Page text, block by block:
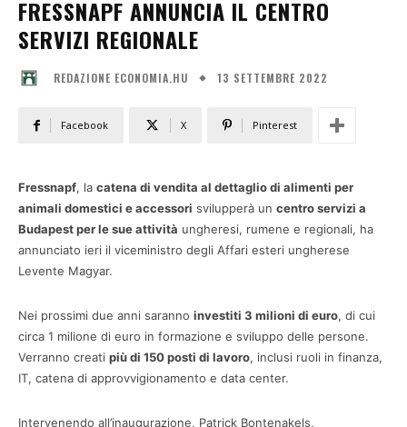
FRESSNAPF ANNUNCIA IL CENTRO
SERVIZI REGIONALE
REDAZIONE ECONOMIA.HU 13 SETTEMBRE 2022
Facebook X Pinterest
Fressnapf, la catena di vendita al dettaglio di alimenti per
animali domestici e accessori svilupperà un centro servizi a
Budapest per le sue attività ungheresi, rumene e regionali, ha
annunciato ieri il viceministro degli Affari esteri ungherese
Levente Magyar.
Nei prossimi due anni saranno investiti 3 milioni di euro, di cui
circa 1 milione di euro in formazione e sviluppo delle persone.
Verranno creati più di 150 posti di lavoro, inclusi ruoli in finanza,
IT, catena di approvvigionamento e data center.
Intervenendo all’inaugurazione, Patrick Bontenakels,